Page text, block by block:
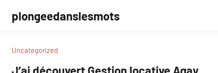
contenu
plongeedanslesmots
Uncategorized